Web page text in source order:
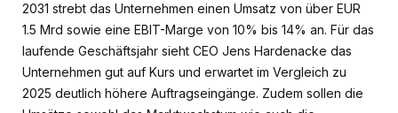
2031 strebt das Unternehmen einen Umsatz von über EUR
1.5 Mrd sowie eine EBIT-Marge von 10% bis 14% an. Für das
laufende Geschäftsjahr sieht CEO Jens Hardenacke das
Unternehmen gut auf Kurs und erwartet im Vergleich zu
2025 deutlich höhere Auftragseingänge. Zudem sollen die